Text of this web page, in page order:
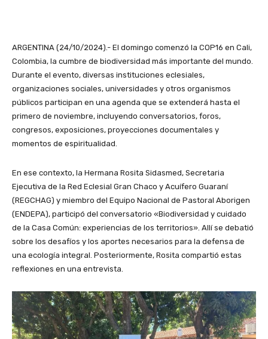
ARGENTINA (24/10/2024).- El domingo comenzó la COP16 en Cali,
Colombia, la cumbre de biodiversidad más importante del mundo.
Durante el evento, diversas instituciones eclesiales,
organizaciones sociales, universidades y otros organismos
públicos participan en una agenda que se extenderá hasta el
primero de noviembre, incluyendo conversatorios, foros,
congresos, exposiciones, proyecciones documentales y
momentos de espiritualidad.
En ese contexto, la Hermana Rosita Sidasmed, Secretaria
Ejecutiva de la Red Eclesial Gran Chaco y Acuífero Guaraní
(REGCHAG) y miembro del Equipo Nacional de Pastoral Aborigen
(ENDEPA), participó del conversatorio «Biodiversidad y cuidado
de la Casa Común: experiencias de los territorios». Allí se debatió
sobre los desafíos y los aportes necesarios para la defensa de
una ecología integral. Posteriormente, Rosita compartió estas
reflexiones en una entrevista.